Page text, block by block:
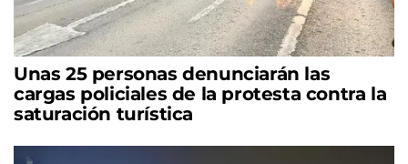
Unas 25 personas denunciarán las
cargas policiales de la protesta contra la
saturación turística